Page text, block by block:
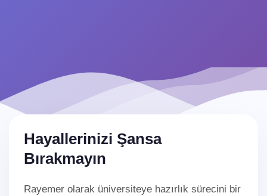
Hayallerinizi Şansa
Bırakmayın
Rayemer olarak üniversiteye hazırlık sürecini bir